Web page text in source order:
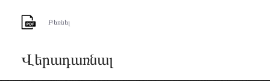
Բեռնել
Վերադառնալ